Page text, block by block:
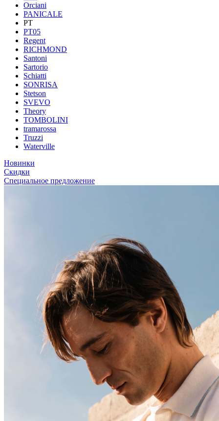
Orciani
PANICALE
PT
PT05
Regent
RICHMOND
Santoni
Sartorio
Schiatti
SONRISA
Stetson
SVEVO
Theory
TOMBOLINI
tramarossa
Truzzi
Waterville
Новинки
Скидки
Специальное предложение